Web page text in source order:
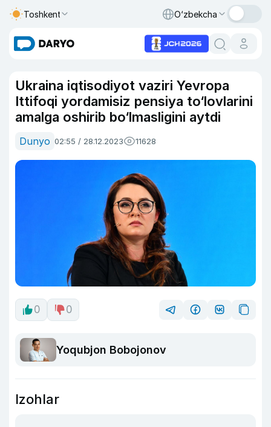
Toshkent O‘zbekcha
Ukraina iqtisodiyot vaziri Yevropa
Ittifoqi yordamisiz pensiya to‘lovlarini
amalga oshirib bo‘lmasligini aytdi
Dunyo 02:55 / 28.12.2023 11628
0 0
Yoqubjon Bobojonov
Izohlar